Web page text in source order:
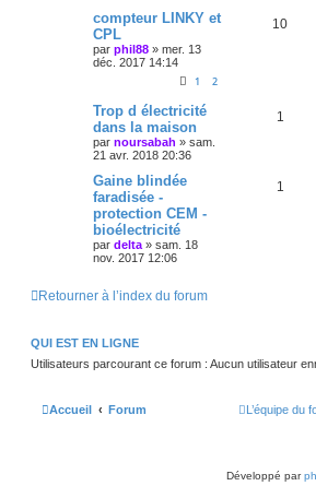
compteur LINKY et
CPL
par phil88 » mer. 13
déc. 2017 14:14
1 2
10
Trop d électricité
dans la maison
par noursabah » sam.
21 avr. 2018 20:36
1
Gaine blindée
faradisée -
protection CEM -
bioélectricité
par delta» sam. 18
nov. 2017 12:06
1
Retourner à l’index du forum
QUI EST EN LIGNE
Utilisateurs parcourant ce forum : Aucun utilisateur
Accueil Forum L’équipe du
Développé par